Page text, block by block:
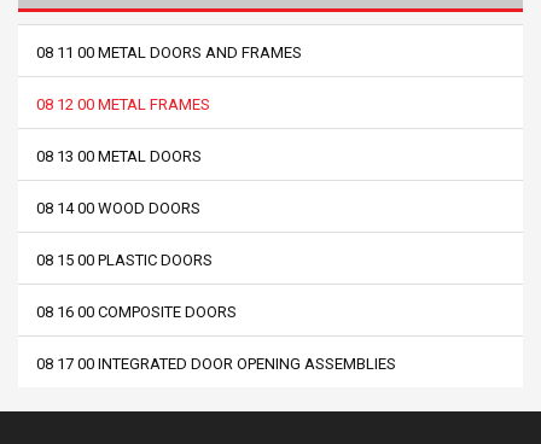
08 11 00 METAL DOORS AND FRAMES
08 12 00 METAL FRAMES
08 13 00 METAL DOORS
08 14 00 WOOD DOORS
08 15 00 PLASTIC DOORS
08 16 00 COMPOSITE DOORS
08 17 00 INTEGRATED DOOR OPENING ASSEMBLIES